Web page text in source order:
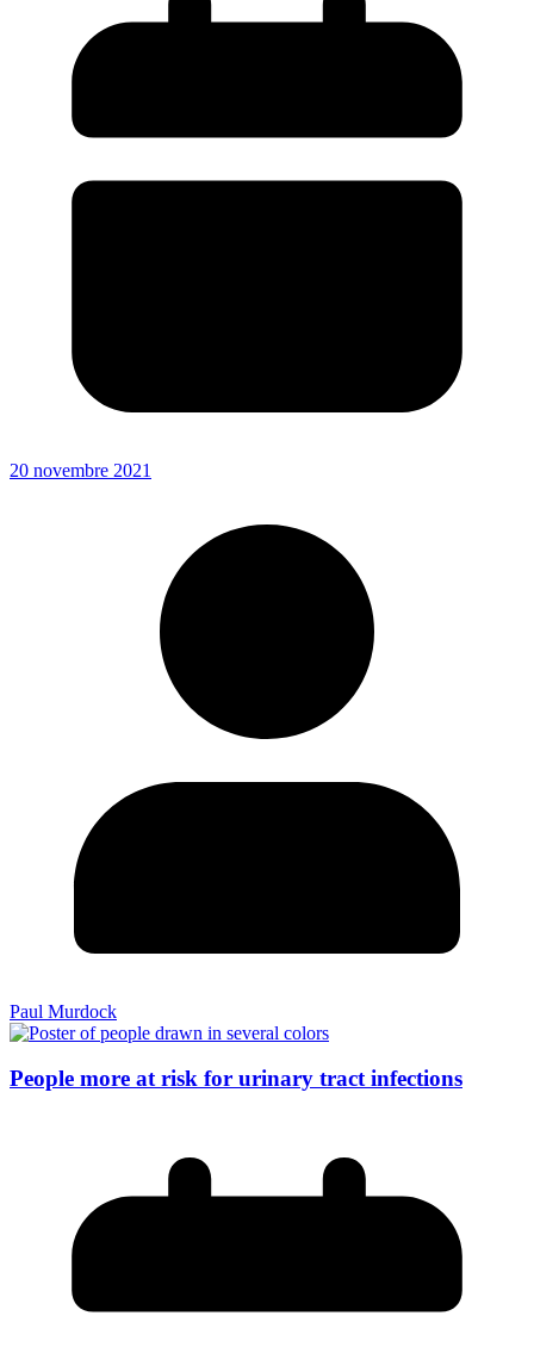
20 novembre 2021
Paul Murdock
People more at risk for urinary tract infections